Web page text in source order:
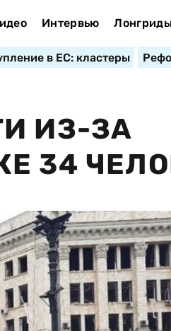
Интервью
в ЕС: кластеры
ИЗ-ЗА
34